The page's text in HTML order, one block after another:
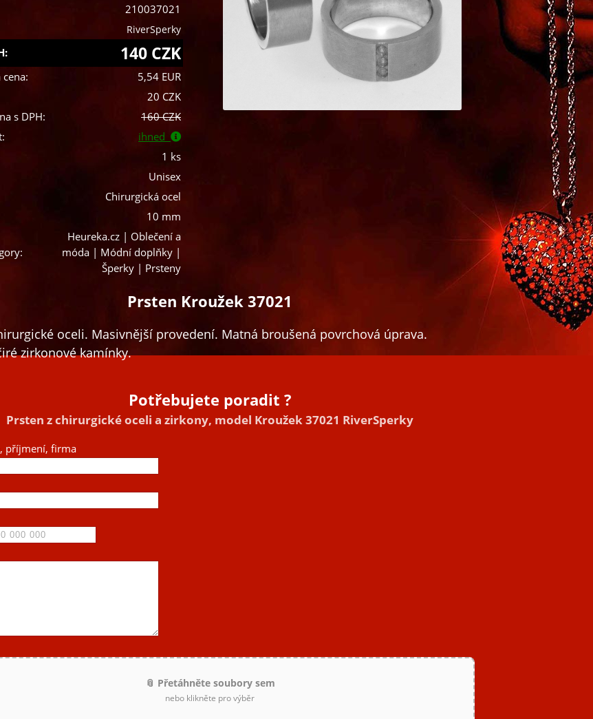
210037021
RiverSperky
140 CZK
5,54 EUR
20 CZK
s DPH:
160 CZK
ihned
1 ks
Unisex
Chirurgická ocel
10 mm
Heureka.cz | Oblečení a
móda | Módní doplňky |
Šperky | Prsteny
Prsten Kroužek 37021
oceli. Masivnější provedení. Matná broušená povrchová úprava.
zirkonové kamínky.
Potřebujete poradit ?
Prsten z chirurgické oceli a zirkony, model Kroužek 37021 RiverSperky
příjmení, firma
📎 Přetáhněte soubory sem
nebo klikněte pro výběr